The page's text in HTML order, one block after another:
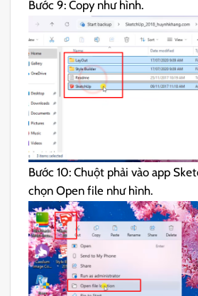
Bước 9: Copy như hình.
Bước 10: Chuột phải vào app
chọn Open file như hình.